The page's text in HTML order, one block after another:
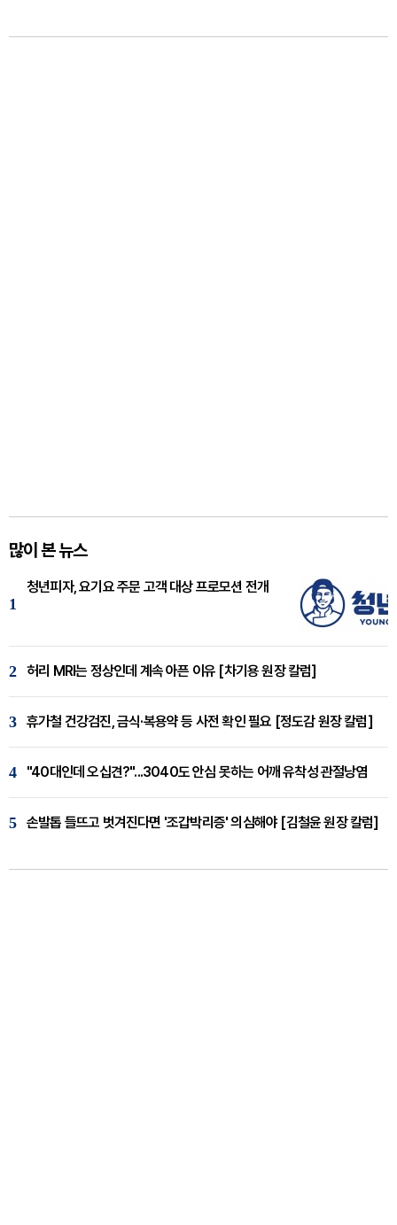
많이 본 뉴스
1
청년피자, 요기요 주문 고객 대상 프로모션 전개
2 허리 MRI는 정상인데 계속 아픈 이유 [차기용 원장 칼럼]
3 휴가철 건강검진, 금식·복용약 등 사전 확인 필요 [정도감 원장 칼럼]
4 "40대인데 오십견?"...3040도 안심 못하는 어깨 유착성 관절낭염
5 손발톱 들뜨고 벗겨진다면 '조갑박리증' 의심해야 [김철윤 원장 칼럼]